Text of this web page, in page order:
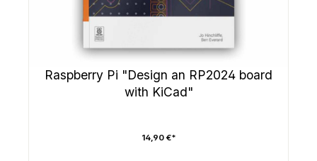
Raspberry Pi "Design an RP2024 board
with KiCad"
14,90 €*